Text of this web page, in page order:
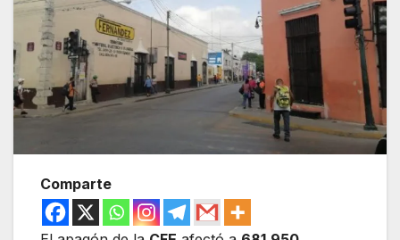
Comparte